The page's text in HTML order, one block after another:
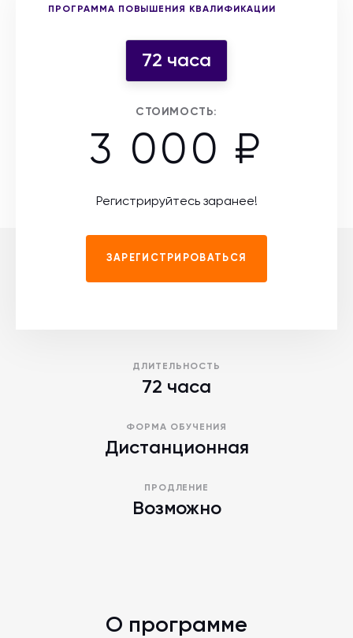
ПРОГРАММА ПОВЫШЕНИЯ КВАЛИФИКАЦИИ
Выберите форму участия
72 часа
СТОИМОСТЬ:
3 000 ₽
Регистрируйтесь заранее!
ЗАРЕГИСТРИРОВАТЬСЯ
ДЛИТЕЛЬНОСТЬ
72 часа
ФОРМА ОБУЧЕНИЯ
Дистанционная
ПРОДЛЕНИЕ
Возможно
О программе